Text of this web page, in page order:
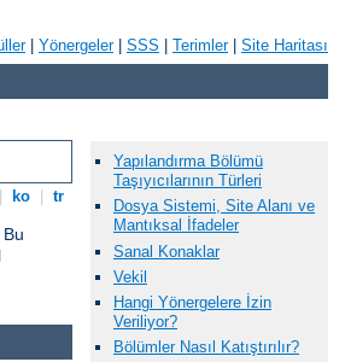
| Yönergeler| SSS Terimler| Site Haritası
ko tr
Yapılandırma Bölümü
Taşıyıcılarının Türleri
Dosya Sistemi, Site Alanı ve
Mantıksal İfadeler
Sanal Konaklar
Vekil
Hangi Yönergelere İzin
Veriliyor?
Bölümler Nasıl Katıştırılır?